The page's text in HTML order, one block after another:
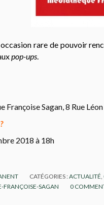
occasion rare de pouvoir
pop-ups
Françoise Sagan, 8 Rue
2018 à 18h
CATÉGORIES :ACTUALITÉ
FRANÇOISE-SAGAN
0